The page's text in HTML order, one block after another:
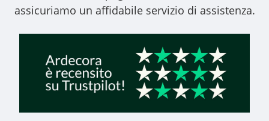
assicuriamo un affidabile servizio di assistenza.